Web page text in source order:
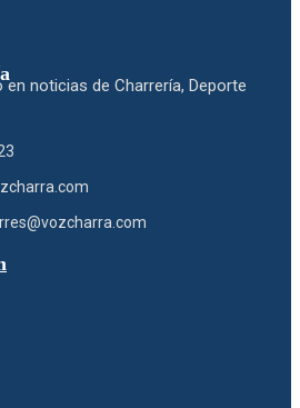
noticias de Charrería, Deporte